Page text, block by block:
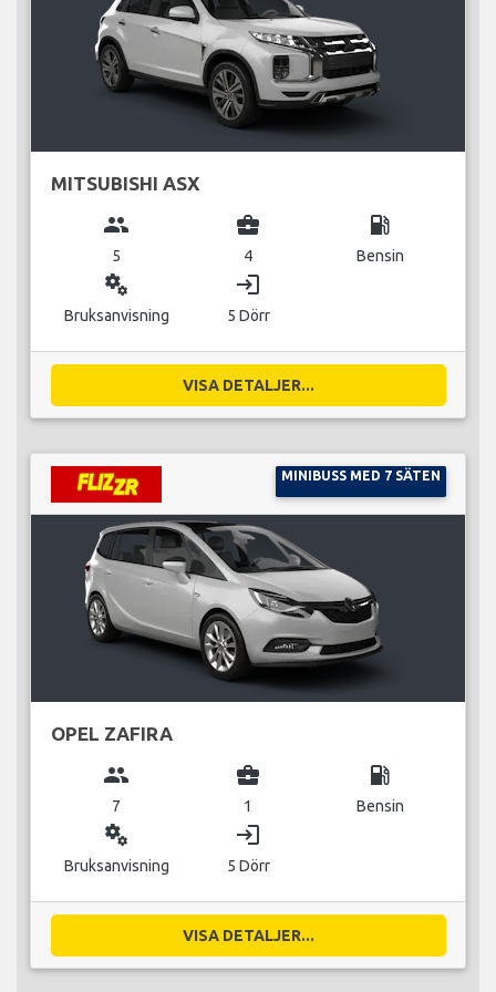
MITSUBISHI ASX
group
5
business_center
4
local_gas_station
Bensin
miscellaneous_services
Bruksanvisning
login
5 Dörr
VISA DETALJER...
MINIBUSS MED 7 SÄTEN
OPEL ZAFIRA
group
7
business_center
1
local_gas_station
Bensin
miscellaneous_services
Bruksanvisning
login
5 Dörr
VISA DETALJER...